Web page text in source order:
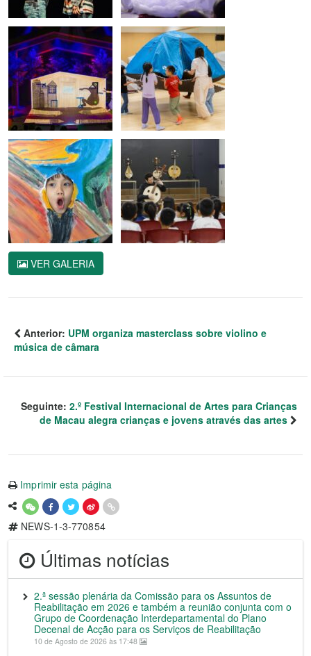
VER GALERIA
Anterior: UPM organiza masterclass sobre violino e
música de câmara
Seguinte: 2.º Festival Internacional de Artes para Crianças
de Macau alegra crianças e jovens através das artes
Imprimir esta página
NEWS-1-3-770854
Últimas notícias
2.ª sessão plenária da Comissão para os Assuntos de
Reabilitação em 2026 e também a reunião conjunta com o
Grupo de Coordenação Interdepartamental do Plano
Decenal de Acção para os Serviços de Reabilitação
10 de Agosto de 2026 às 17:48